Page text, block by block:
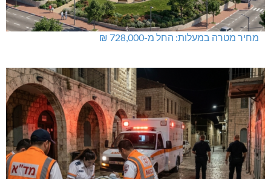
מחיר מטרה במעלות: החל מ-728,000 ₪